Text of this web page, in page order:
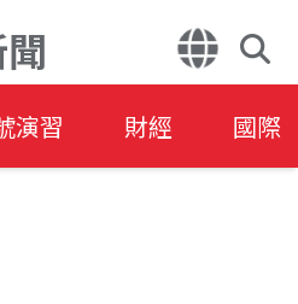
演習 財經 國際